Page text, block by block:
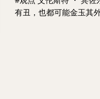
有丑，也都可能金玉其